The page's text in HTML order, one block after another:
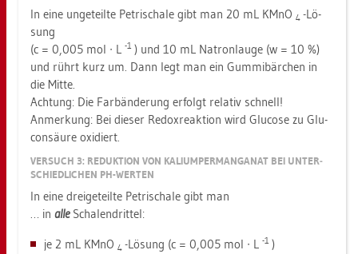
In eine un­ge­teil­te Pe­tri­scha­le gibt man 20 mL KMnO 4 -Lö­
sung
(c = 0,005 mol ∙ L -1 ) und 10 mL Na­tron­lau­ge (w = 10 %)
und rührt kurz um. Dann legt man ein Gum­mi­bär­chen in
die Mitte.
Ach­tung: Die Far­bän­de­rung er­folgt re­la­tiv schnell!
An­mer­kung: Bei die­ser Re­dox­re­ak­ti­on wird Glu­co­se zu Glu­
con­säu­re oxi­diert.
VER­SUCH 3: RE­DUK­TI­ON VON KA­LI­UM­PER­MAN­GA­NAT BEI UN­TER­
SCHIED­LI­CHEN PH-WER­TEN
In eine drei­ge­teil­te Pe­tri­scha­le gibt man
… in alle Scha­len­drit­tel:
je 2 mL KMnO 4 -Lö­sung (c = 0,005 mol ∙ L -1 )